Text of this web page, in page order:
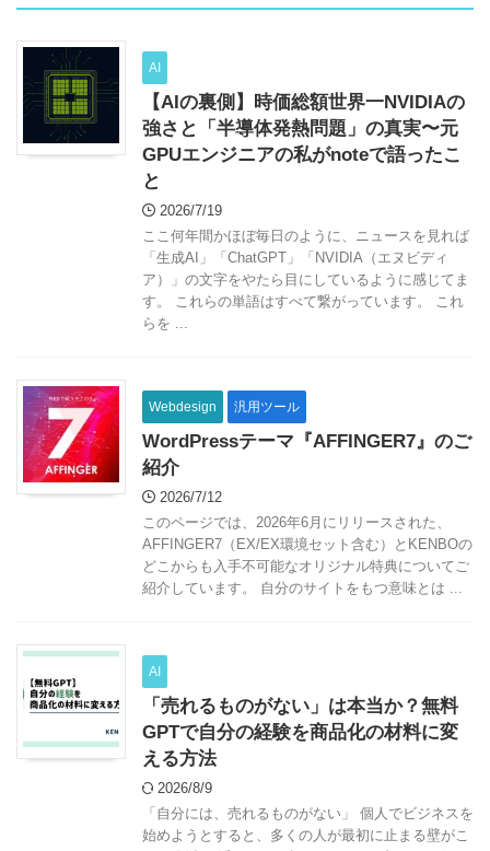
AI
【AIの裏側】時価総額世界一NVIDIAの
強さと「半導体発熱問題」の真実〜元
GPUエンジニアの私がnoteで語ったこ
と
2026/7/19
ここ何年間かほぼ毎日のように、ニュースを見れば
「生成AI」「ChatGPT」「NVIDIA（エヌビディ
ア）」の文字をやたら目にしているように感じてま
す。 これらの単語はすべて繋がっています。 これ
らを ...
Webdesign 汎用ツール
WordPressテーマ『AFFINGER7』のご
紹介
2026/7/12
このページでは、2026年6月にリリースされた、
AFFINGER7（EX/EX環境セット含む）とKENBOの
どこからも入手不可能なオリジナル特典についてご
紹介しています。 自分のサイトをもつ意味とは ...
AI
「売れるものがない」は本当か？無料
GPTで自分の経験を商品化の材料に変
える方法
2026/8/9
「自分には、売れるものがない」 個人でビジネスを
始めようとすると、多くの人が最初に止まる壁がこ